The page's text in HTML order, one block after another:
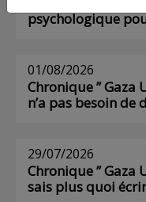
psychologique
01/08/2026
Chronique ” Gaza
n’a pas besoin
29/07/2026
Chronique ” Gaza
sais plus quoi